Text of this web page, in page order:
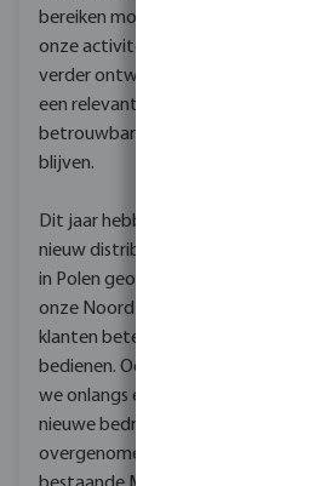
bereiken moeten we
onze activiteiten steeds
verder ontwikkelen om
een relevante en
betrouwbare partner te
blijven.
Dit jaar hebben we een
nieuw distributiecentrum
in Polen geopend om
onze Noord-Europese
klanten beter te kunnen
bedienen. Ook hebben
we onlangs een aantal
nieuwe bedrijven
overgenomen die onze